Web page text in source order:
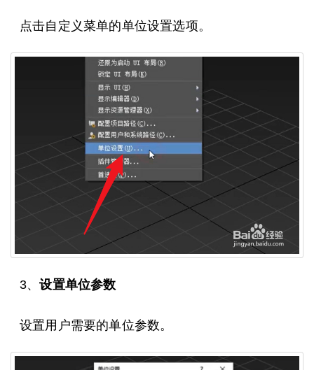
点击自定义菜单的单位设置选项。
3、设置单位参数
设置用户需要的单位参数。